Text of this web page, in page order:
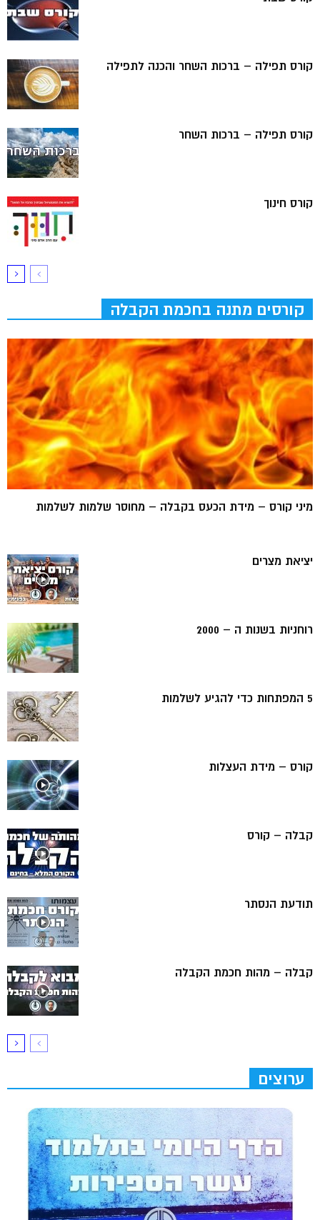
קורס תפילה – ברכות השחר והכנה לתפילה
קורס תפילה – ברכות השחר
קורס חינוך
קורסים מתנה בחכמת הקבלה
מיני קורס – מידת הכעס בקבלה – מחוסר שלמות לשלמות
יציאת מצרים
רוחניות בשנות ה – 2000
5 המפתחות כדי להגיע לשלמות
קורס – מידת העצלות
קבלה – קורס
תודעת הנסתר
קבלה – מהות חכמת הקבלה
ערוצים